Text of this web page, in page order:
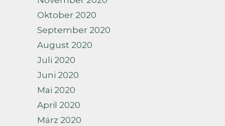
Oktober 2020
September 2020
August 2020
Juli 2020
Juni 2020
Mai 2020
April 2020
März 2020